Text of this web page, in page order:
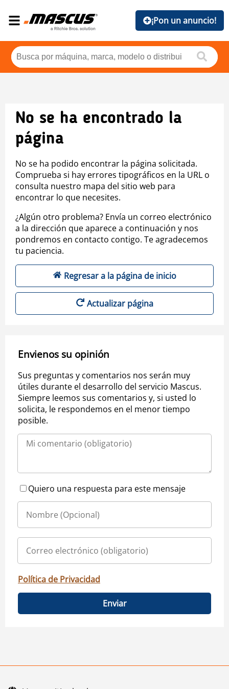
¡Pon un anuncio!
No se ha encontrado la
página
No se ha podido encontrar la página solicitada.
Comprueba si hay errores tipográficos en la URL o
consulta nuestro mapa del sitio web para
encontrar lo que necesites.
¿Algún otro problema? Envía un correo electrónico
a la dirección que aparece a continuación y nos
pondremos en contacto contigo. Te agradecemos
tu paciencia.
Regresar a la página de inicio
Actualizar página
Envienos su opinión
Sus preguntas y comentarios nos serán muy
útiles durante el desarrollo del servicio Mascus.
Siempre leemos sus comentarios y, si usted lo
solicita, le respondemos en el menor tiempo
posible.
Quiero una respuesta para este mensaje
Política de Privacidad
Enviar